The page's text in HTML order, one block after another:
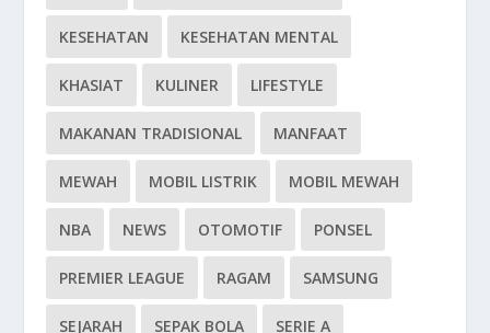
KESEHATAN KESEHATAN MENTAL
KHASIAT KULINER LIFESTYLE
MAKANAN TRADISIONAL MANFAAT
MEWAH MOBIL LISTRIK MOBIL MEWAH
NBA NEWS OTOMOTIF PONSEL
PREMIER LEAGUE RAGAM SAMSUNG
SEJARAH SEPAK BOLA SERIE A